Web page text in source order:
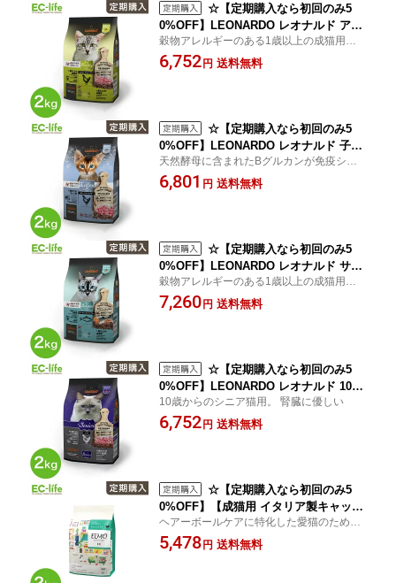
☆【定期購入なら初回のみ5
0%OFF】LEONARDO レオナルド アダ
ルト グレインフリー 2kg ドイツ生まれ
キャットフード ドライフード ペット用
穀物アレルギーのある1歳以上の成猫用総合
栄養食
6,752円 送料無料
☆【定期購入なら初回のみ5
0%OFF】LEONARDO レオナルド 子猫
用 キトン グレインフリー 2kg ドイツ生
まれ キャットフード ドライフード ペッ
天然酵母に含まれたBグルカンが免疫システ
ムの強化をサポート
6,801 円 送料無料
☆【定期購入なら初回のみ5
0%OFF】LEONARDO レオナルド サー
モン グレインフリー 2kg キャットフー
ド ドイツ生まれ ドライフード 穀物アレ
穀物アレルギーのある1歳以上の成猫用総合
栄養食
7,260円 送料無料
☆【定期購入なら初回のみ5
0%OFF】LEONARDO レオナルド 10歳
からの高齢猫用 シニア キャットフード
2kg ドイツ生まれ ドライフード 腎臓に
10歳からのシニア猫用。 腎臓に優しい
6,752円 送料無料
☆【定期購入なら初回のみ5
0%OFF】【成猫用 イタリア製キャット
フード 2kg】ELMO エルモ ヘアボール
ケア プロフェッショナーレ 2kg 毛玉ケ
ヘアーボールケアに特化した愛猫のための
バランス食
5,478円 送料無料